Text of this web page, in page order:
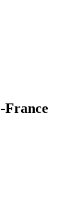
France